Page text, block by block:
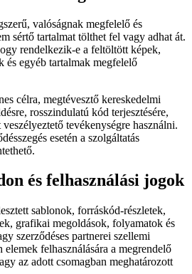
valóságnak megfelelő és
sértő tartalmat tölthet fel vagy adhat át.
rendelkezik-e a feltöltött képek,
és egyéb tartalmak megfelelő
célra, megtévesztő kereskedelmi
rosszindulatú kód terjesztésére,
tevékenységre használni.
esetén a szolgáltatás
és felhasználási jogok
sablonok, forráskód-részletek,
grafikai megoldások, folyamatok és
szerződéses partnerei szellemi
felhasználására a megrendelő
az adott csomagban meghatározott